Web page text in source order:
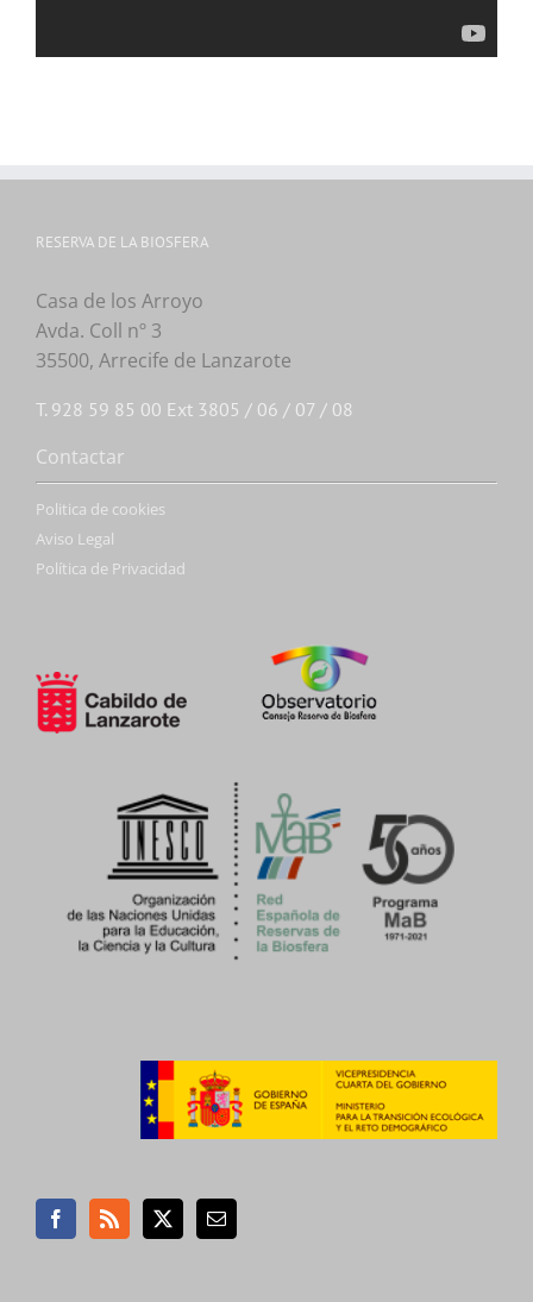
RESERVA DE LA BIOSFERA
Casa de los Arroyo
Avda. Coll nº 3
35500, Arrecife de Lanzarote
T. 928 59 85 00 Ext 3805 / 06 / 07 / 08
Contactar
Politica de cookies
Aviso Legal
Política de Privacidad